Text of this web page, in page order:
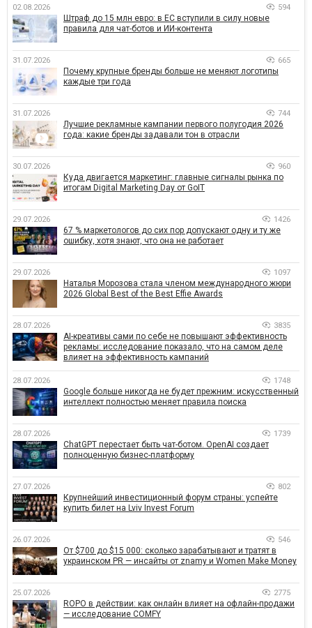
02.08.2026 594
Штраф до 15 млн евро: в ЕС вступили в силу новые
правила для чат-ботов и ИИ-контента
31.07.2026 665
Почему крупные бренды больше не меняют логотипы
каждые три года
31.07.2026 744
Лучшие рекламные кампании первого полугодия 2026
года: какие бренды задавали тон в отрасли
30.07.2026 960
Куда двигается маркетинг: главные сигналы рынка по
итогам Digital Marketing Day от GoIT
29.07.2026 1426
67 % маркетологов до сих пор допускают одну и ту же
ошибку, хотя знают, что она не работает
29.07.2026 1097
Наталья Морозова стала членом международного жюри
2026 Global Best of the Best Effie Awards
28.07.2026 3835
AI-креативы сами по себе не повышают эффективность
рекламы: исследование показало, что на самом деле
влияет на эффективность кампаний
28.07.2026 1748
Google больше никогда не будет прежним: искусственный
интеллект полностью меняет правила поиска
28.07.2026 1739
ChatGPT перестает быть чат-ботом. OpenAI создает
полноценную бизнес-платформу
27.07.2026 802
Крупнейший инвестиционный форум страны: успейте
купить билет на Lviv Invest Forum
26.07.2026 546
От $700 до $15 000: сколько зарабатывают и тратят в
украинском PR — инсайты от znamy и Women Make Money
25.07.2026 2775
ROPO в действии: как онлайн влияет на офлайн-продажи
— исследование COMFY